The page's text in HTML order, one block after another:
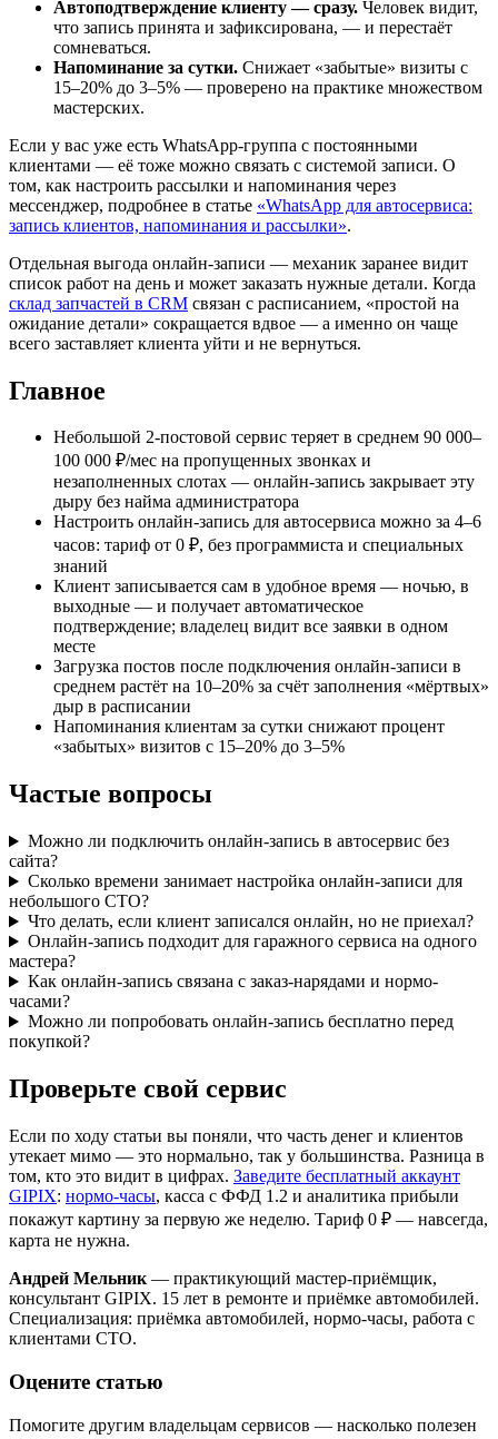
Автоподтверждение клиенту — сразу. Человек видит,
что запись принята и зафиксирована, — и перестаёт
сомневаться.
Напоминание за сутки. Снижает «забытые» визиты с
15–20% до 3–5% — проверено на практике множеством
мастерских.
Если у вас уже есть WhatsApp-группа с постоянными
клиентами — её тоже можно связать с системой записи. О
том, как настроить рассылки и напоминания через
мессенджер, подробнее в статье «WhatsApp для автосервиса:
запись клиентов, напоминания и рассылки».
Отдельная выгода онлайн-записи — механик заранее видит
список работ на день и может заказать нужные детали. Когда
склад запчастей в CRM связан с расписанием, «простой на
ожидание детали» сокращается вдвое — а именно он чаще
всего заставляет клиента уйти и не вернуться.
Главное
Небольшой 2-постовой сервис теряет в среднем 90 000–
100 000 ₽/мес на пропущенных звонках и
незаполненных слотах — онлайн-запись закрывает эту
дыру без найма администратора
Настроить онлайн-запись для автосервиса можно за 4–6
часов: тариф от 0 ₽, без программиста и специальных
знаний
Клиент записывается сам в удобное время — ночью, в
выходные — и получает автоматическое
подтверждение; владелец видит все заявки в одном
месте
Загрузка постов после подключения онлайн-записи в
среднем растёт на 10–20% за счёт заполнения «мёртвых»
дыр в расписании
Напоминания клиентам за сутки снижают процент
«забытых» визитов с 15–20% до 3–5%
Частые вопросы
Можно ли подключить онлайн-запись в автосервис без
сайта?
Сколько времени занимает настройка онлайн-записи для
небольшого СТО?
Что делать, если клиент записался онлайн, но не приехал?
Онлайн-запись подходит для гаражного сервиса на одного
мастера?
Как онлайн-запись связана с заказ-нарядами и нормо-
часами?
Можно ли попробовать онлайн-запись бесплатно перед
покупкой?
Проверьте свой сервис
Если по ходу статьи вы поняли, что часть денег и клиентов
утекает мимо — это нормально, так у большинства. Разница в
том, кто это видит в цифрах. Заведите бесплатный аккаунт
GIPIX: нормо-часы, касса с ФФД 1.2 и аналитика прибыли
покажут картину за первую же неделю. Тариф 0 ₽ — навсегда,
карта не нужна.
Андрей Мельник — практикующий мастер-приёмщик,
консультант GIPIX. 15 лет в ремонте и приёмке автомобилей.
Специализация: приёмка автомобилей, нормо-часы, работа с
клиентами СТО.
Оцените статью
Помогите другим владельцам сервисов — насколько полезен